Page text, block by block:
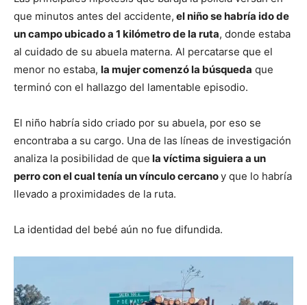
que minutos antes del accidente, el niño se habría ido de
un campo ubicado a 1 kilómetro de la ruta, donde estaba
al cuidado de su abuela materna. Al percatarse que el
menor no estaba, la mujer comenzó la búsqueda que
terminó con el hallazgo del lamentable episodio.
El niño habría sido criado por su abuela, por eso se
encontraba a su cargo. Una de las líneas de investigación
analiza la posibilidad de que la víctima siguiera a un
perro con el cual tenía un vínculo cercanoy que lo habría
llevado a proximidades de la ruta.
La identidad del bebé aún no fue difundida.